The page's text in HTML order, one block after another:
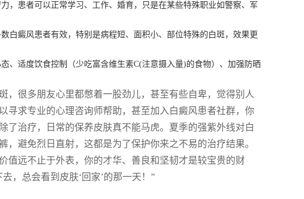
，患者可以正常学习、工作、婚育，只是在某些特殊职业如警察、军
白癜风患者有效，特别是病程短、面积小、部位特殊的白斑，效果更
、适度饮食控制（少吃富含维生素C(注意摄入量)的食物）、加强防晒
，很多朋友心里都憋着一股劲儿，甚至有些自卑，觉得别人
寻求专业的心理咨询师帮助，甚至加入白癜风患者社群，你
了治疗，日常的保养皮肤真不能马虎。夏季的强紫外线对白
避免烈日直射，这都是为了保护你来之不易的治疗结果。
值远不止于外表，你的才华、善良和坚韧才是较宝贵的财
，总会看到皮肤‘回家’的那一天！”